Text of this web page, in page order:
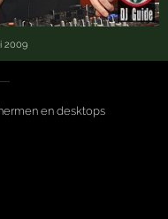
2009
en desktops